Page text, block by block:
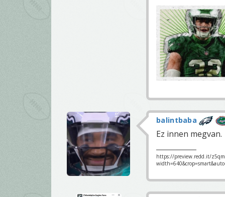
balintbaba
Ez innen megvan.
https://preview.redd.it/